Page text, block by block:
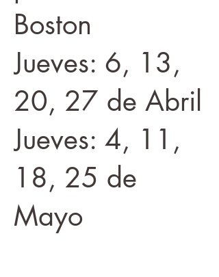
Boston
Jueves: 6, 13,
20, 27 de Abril
Jueves: 4, 11,
18, 25 de
Mayo